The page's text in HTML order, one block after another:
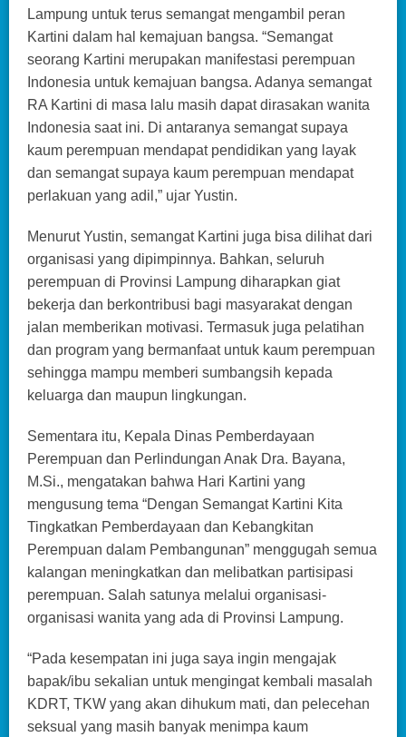
Lampung untuk terus semangat mengambil peran
Kartini dalam hal kemajuan bangsa. “Semangat
seorang Kartini merupakan manifestasi perempuan
Indonesia untuk kemajuan bangsa. Adanya semangat
RA Kartini di masa lalu masih dapat dirasakan wanita
Indonesia saat ini. Di antaranya semangat supaya
kaum perempuan mendapat pendidikan yang layak
dan semangat supaya kaum perempuan mendapat
perlakuan yang adil,” ujar Yustin.
Menurut Yustin, semangat Kartini juga bisa dilihat dari
organisasi yang dipimpinnya. Bahkan, seluruh
perempuan di Provinsi Lampung diharapkan giat
bekerja dan berkontribusi bagi masyarakat dengan
jalan memberikan motivasi. Termasuk juga pelatihan
dan program yang bermanfaat untuk kaum perempuan
sehingga mampu memberi sumbangsih kepada
keluarga dan maupun lingkungan.
Sementara itu, Kepala Dinas Pemberdayaan
Perempuan dan Perlindungan Anak Dra. Bayana,
M.Si., mengatakan bahwa Hari Kartini yang
mengusung tema “Dengan Semangat Kartini Kita
Tingkatkan Pemberdayaan dan Kebangkitan
Perempuan dalam Pembangunan” menggugah semua
kalangan meningkatkan dan melibatkan partisipasi
perempuan. Salah satunya melalui organisasi-
organisasi wanita yang ada di Provinsi Lampung.
“Pada kesempatan ini juga saya ingin mengajak
bapak/ibu sekalian untuk mengingat kembali masalah
KDRT, TKW yang akan dihukum mati, dan pelecehan
seksual yang masih banyak menimpa kaum